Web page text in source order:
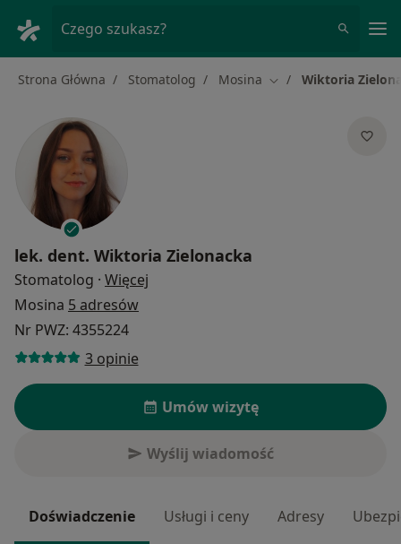
Czego szukasz?
Strona Główna Stomatolog Mosina Zmień miasto
Wiktoria
lek. dent. Wiktoria Zielonacka
Stomatolog · Więcej
Mosina 5 adresów
Nr PWZ: 4355224
3 opinie
Umów wizytę
Wyślij wiadomość
Doświadczenie Usługi i ceny Adresy